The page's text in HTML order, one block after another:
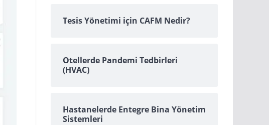
Tesis Yönetimi için CAFM Nedir?
Otellerde Pandemi Tedbirleri
(HVAC)
Hastanelerde Entegre Bina Yönetim
Sistemleri